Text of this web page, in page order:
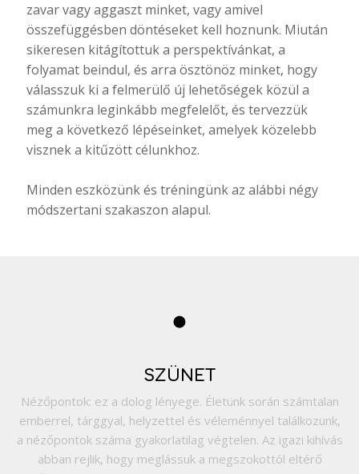
zavar vagy aggaszt minket, vagy amivel
összefüggésben döntéseket kell hoznunk. Miután
sikeresen kitágítottuk a perspektívánkat, a
folyamat beindul, és arra ösztönöz minket, hogy
válasszuk ki a felmerülő új lehetőségek közül a
számunkra leginkább megfelelőt, és tervezzük
meg a következő lépéseinket, amelyek közelebb
visznek a kitűzött célunkhoz.
Minden eszközünk és tréningünk az alábbi négy
módszertani szakaszon alapul.
SZÜNET
Nézőpontok: ez a dolog lényege. Életünk során számtalan
emberrel, tárggyal, helyzettel és véleménnyel találkozunk,
a nézőpontok száma gyakorlatilag végtelen. Az igazi kihívás
abban rejlik, hogy meglássuk a megszokottól eltérő